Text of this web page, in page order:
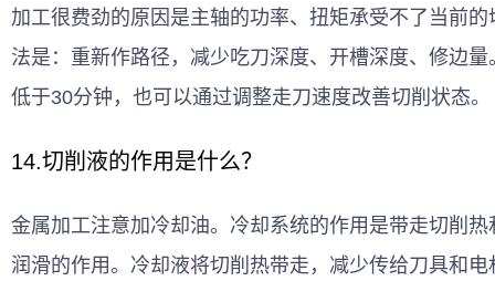
加工很费劲的原因是主轴的功率、扭矩承受不了当前
法是：重新作路径，减少吃刀深度、开槽深度、修边
低于30分钟，也可以通过调整走刀速度改善切削状态。
14.切削液的作用是什么？
金属加工注意加冷却油。冷却系统的作用是带走切削
润滑的作用。冷却液将切削热带走，减少传给刀具和